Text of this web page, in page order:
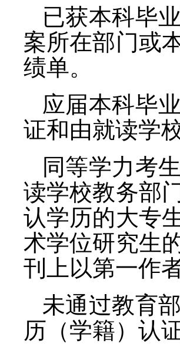
已获本科毕
案所在部门或
绩单。
应届本科毕
证和由就读学
同等学力考
读学校教务部
认学历的大专
术学位研究生
刊上以第一作
未通过教育
历（学籍）认